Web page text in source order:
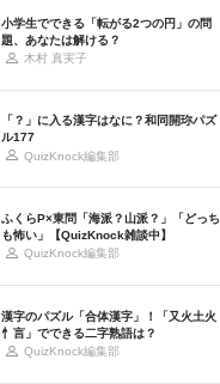
小学生でできる「転がる2つの円」の問
題、あなたは解ける？
木村 真実子
「？」に入る漢字はなに？和同開珎パズ
ル177
QuizKnock編集部
ふくらP×東問「海派？山派？」「どっち
も怖い」【QuizKnock雑談中】
QuizKnock編集部
漢字のパズル「合体漢字」！「又火土火
忄言」でできる二字熟語は？
QuizKnock編集部